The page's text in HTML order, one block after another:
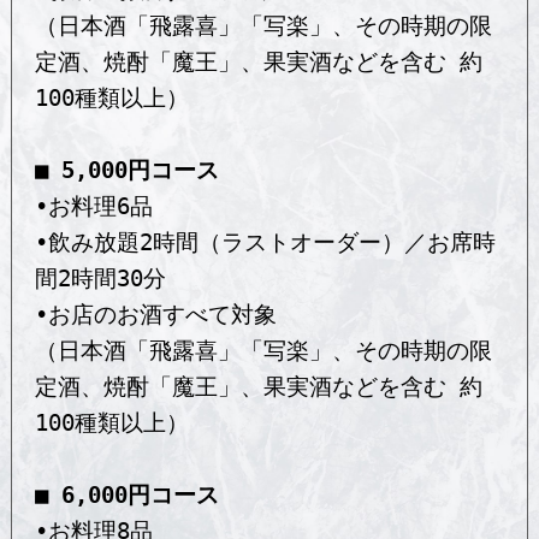
（日本酒「飛露喜」「写楽」、その時期の限
定酒、焼酎「魔王」、果実酒などを含む 約
100種類以上）
■ 5,000円コース
•お料理6品
•飲み放題2時間（ラストオーダー）／お席時
間2時間30分
•お店のお酒すべて対象
（日本酒「飛露喜」「写楽」、その時期の限
定酒、焼酎「魔王」、果実酒などを含む 約
100種類以上）
■ 6,000円コース
•お料理8品